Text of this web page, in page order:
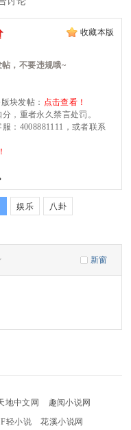
收藏本版
，不要违规哦~
块发帖： 点击查看！
，重者永久禁言处罚。
：4008881111，或者联系
娱乐 八卦
新窗
地中文网
趣阅小说网
轻小说 花溪小说网